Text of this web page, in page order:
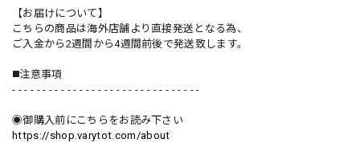
【お届けについて】
こちらの商品は海外店舗より直接発送となる為、
ご入金から2週間から4週間前後で発送致します。
◼️注意事項
- - - - - - - - - - - - - - - - - - - - - - - - - - - - - - -
◉御購入前にこちらをお読み下さい
https://shop.varytot.com/about